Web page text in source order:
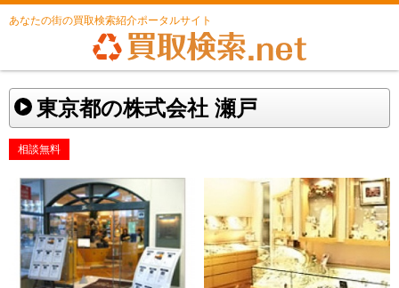
あなたの街の買取検索紹介ポータルサイト
東京都の株式会社 瀬戸
相談無料